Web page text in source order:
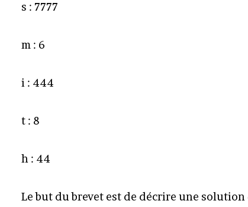
s : 7777
m : 6
i : 444
t : 8
h : 44
Le but du brevet est de décrire une